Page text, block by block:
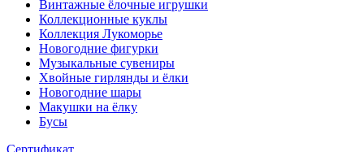
Винтажные ёлочные игрушки
Коллекционные куклы
Коллекция Лукоморье
Новогодние фигурки
Музыкальные сувениры
Хвойные гирлянды и ёлки
Новогодние шары
Макушки на ёлку
Бусы
Сертификат